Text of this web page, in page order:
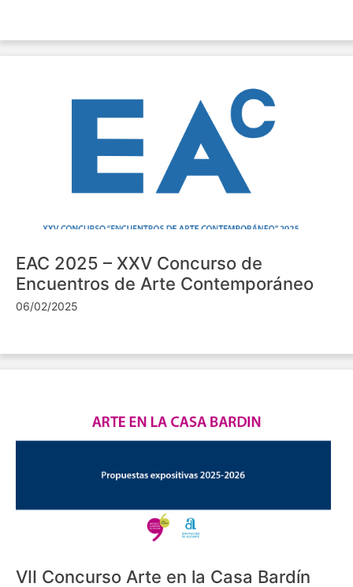
EAC 2025 – XXV Concurso de
Encuentros de Arte Contemporáneo
06/02/2025
VII Concurso Arte en la Casa Bardín